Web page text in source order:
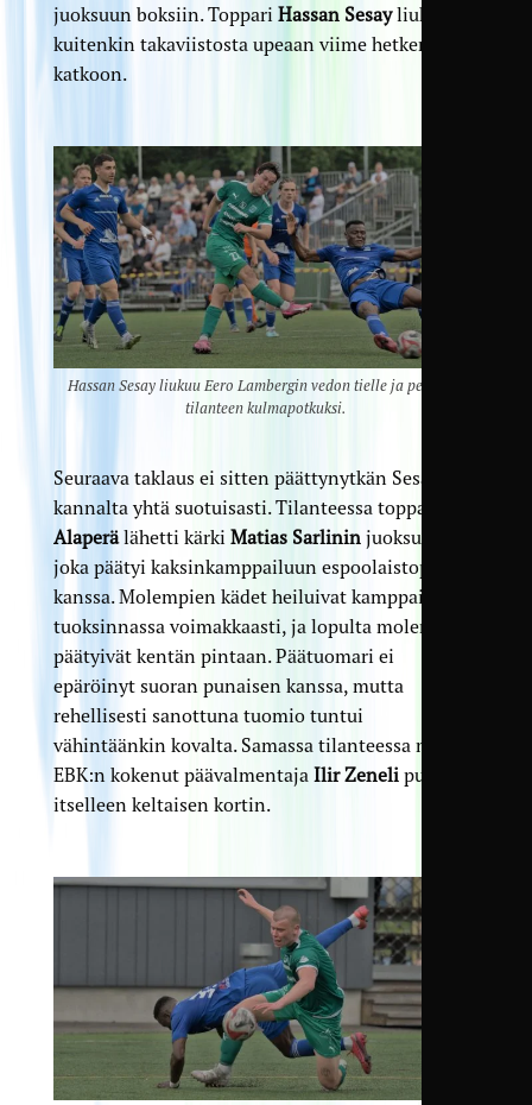
juoksuun boksiin. Toppari Hassan Sesayliukui
kuitenkin takaviistosta upeaan viime hetken
katkoon.
Hassan Sesay liukuu Eero Lambergin vedon tielle ja pelastaa
tilanteen kulmapotkuksi.
Seuraava taklaus ei sitten päättynytkän Sesayn
kannalta yhtä suotuisasti. Tilanteessa toppari
Alaperälähetti kärki Matias Sarlininjuoksuun,
joka päätyi kaksinkamppailuun espoolaistopparin
kanssa. Molempien kädet heiluivat kamppailun
tuoksinnassa voimakkaasti, ja lopulta molemmat
päätyivät kentän pintaan. Päätuomari ei
epäröinyt suoran punaisen kanssa, mutta
rehellisesti sanottuna tuomio tuntui
vähintäänkin kovalta. Samassa tilanteessa myös
EBK:n kokenut päävalmentaja Ilir Zenelipuhui
itselleen keltaisen kortin.